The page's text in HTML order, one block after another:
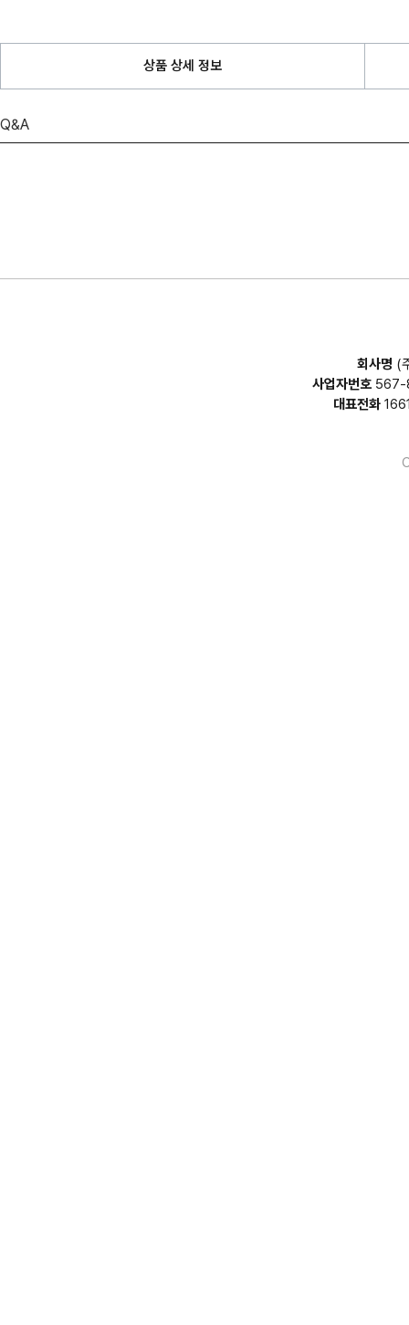
상품 상세 정보
Q&A
회사명 (
사업자번호567-
대표전화